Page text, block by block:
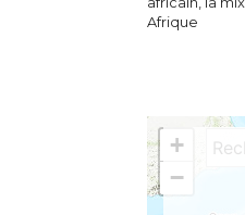
Afrique